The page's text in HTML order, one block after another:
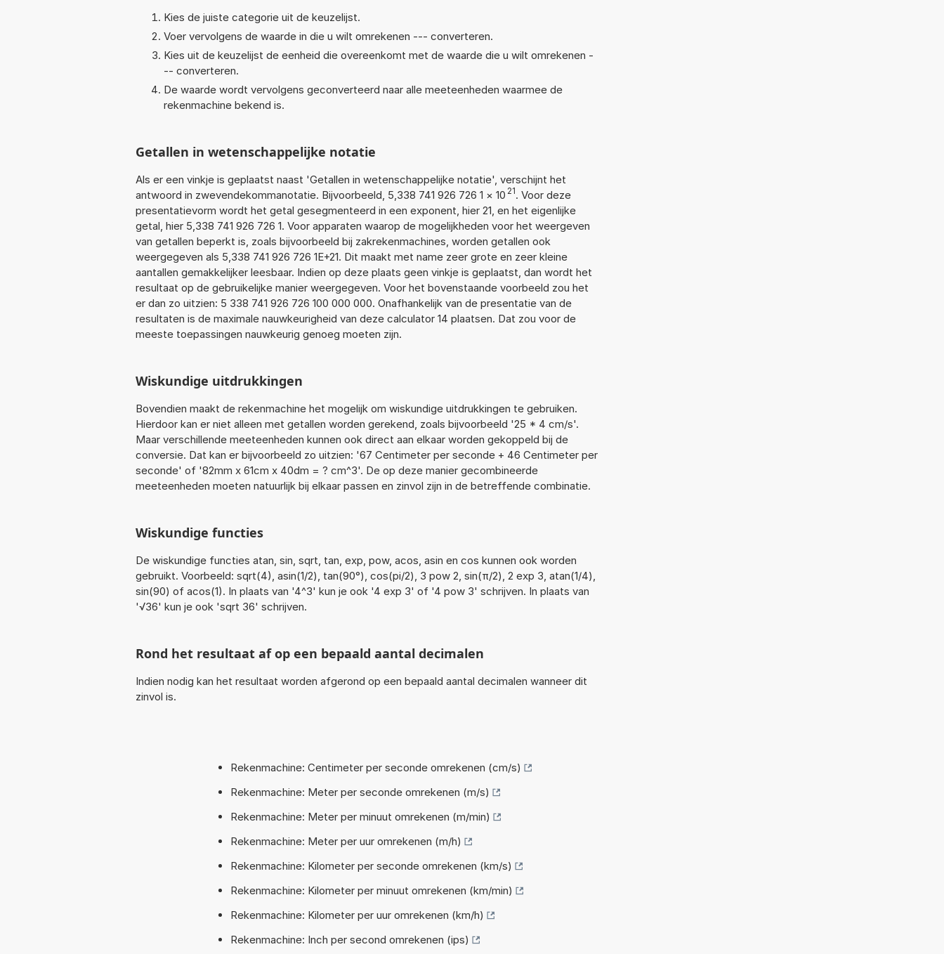
Kies de juiste categorie uit de keuzelijst.
Voer vervolgens de waarde in die u wilt omrekenen --- converteren.
Kies uit de keuzelijst de eenheid die overeenkomt met de waarde die u wilt omrekenen -
-- converteren.
De waarde wordt vervolgens geconverteerd naar alle meeteenheden waarmee de
rekenmachine bekend is.
Getallen in wetenschappelijke notatie
Als er een vinkje is geplaatst naast 'Getallen in wetenschappelijke notatie', verschijnt het
antwoord in zwevendekommanotatie. Bijvoorbeeld, 5,338 741 926 726 1 × 10 21. Voor deze
presentatievorm wordt het getal gesegmenteerd in een exponent, hier 21, en het eigenlijke
getal, hier 5,338 741 926 726 1. Voor apparaten waarop de mogelijkheden voor het weergeven
van getallen beperkt is, zoals bijvoorbeeld bij zakrekenmachines, worden getallen ook
weergegeven als 5,338 741 926 726 1E+21. Dit maakt met name zeer grote en zeer kleine
aantallen gemakkelijker leesbaar. Indien op deze plaats geen vinkje is geplaatst, dan wordt het
resultaat op de gebruikelijke manier weergegeven. Voor het bovenstaande voorbeeld zou het
er dan zo uitzien: 5 338 741 926 726 100 000 000. Onafhankelijk van de presentatie van de
resultaten is de maximale nauwkeurigheid van deze calculator 14 plaatsen. Dat zou voor de
meeste toepassingen nauwkeurig genoeg moeten zijn.
Wiskundige uitdrukkingen
Bovendien maakt de rekenmachine het mogelijk om wiskundige uitdrukkingen te gebruiken.
Hierdoor kan er niet alleen met getallen worden gerekend, zoals bijvoorbeeld '25 * 4 cm/s'.
Maar verschillende meeteenheden kunnen ook direct aan elkaar worden gekoppeld bij de
conversie. Dat kan er bijvoorbeeld zo uitzien: '67 Centimeter per seconde + 46 Centimeter per
seconde' of '82mm x 61cm x 40dm = ? cm^3'. De op deze manier gecombineerde
meeteenheden moeten natuurlijk bij elkaar passen en zinvol zijn in de betreffende combinatie.
Wiskundige functies
De wiskundige functies atan, sin, sqrt, tan, exp, pow, acos, asin en cos kunnen ook worden
gebruikt. Voorbeeld: sqrt(4), asin(1/2), tan(90°), cos(pi/2), 3 pow 2, sin(π/2), 2 exp 3, atan(1/4),
sin(90) of acos(1). In plaats van '4^3' kun je ook '4 exp 3' of '4 pow 3' schrijven. In plaats van
'√36' kun je ook 'sqrt 36' schrijven.
Rond het resultaat af op een bepaald aantal decimalen
Indien nodig kan het resultaat worden afgerond op een bepaald aantal decimalen wanneer dit
zinvol is.
Rekenmachine: Centimeter per seconde omrekenen (cm/s)
Rekenmachine: Meter per seconde omrekenen (m/s)
Rekenmachine: Meter per minuut omrekenen (m/min)
Rekenmachine: Meter per uur omrekenen (m/h)
Rekenmachine: Kilometer per seconde omrekenen (km/s)
Rekenmachine: Kilometer per minuut omrekenen (km/min)
Rekenmachine: Kilometer per uur omrekenen (km/h)
Rekenmachine: Inch per second omrekenen (ips)